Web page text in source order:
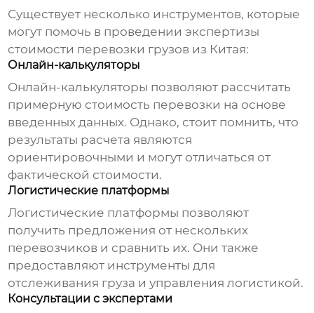
Существует несколько инструментов, которые
могут помочь в проведенииэкспертизы
стоимости перевозки грузов из Китая:
Онлайн-калькуляторы
Онлайн-калькуляторы позволяют рассчитать
примерную стоимость перевозки на основе
введенных данных. Однако, стоит помнить, что
результаты расчета являются
ориентировочными и могут отличаться от
фактической стоимости.
Логистические платформы
Логистические платформы позволяют
получить предложения от нескольких
перевозчиков и сравнить их. Они также
предоставляют инструменты для
отслеживания груза и управления логистикой.
Консультации с экспертами